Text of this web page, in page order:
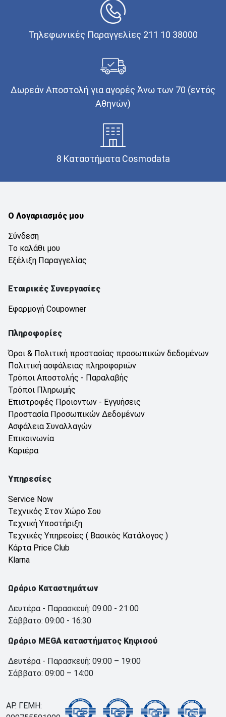
Τηλεφωνικές Παραγγελίες 211 10 38000
Δωρεάν Αποστολή για αγορές Άνω των 70 (εντός
Αθηνών)
8 Καταστήματα Cosmodata
Ο Λογαριασμός μου
Σύνδεση
Το καλάθι μου
Εξέλιξη Παραγγελίας
Εταιρικές Συνεργασίες
Εφαρμογή Coupowner
Πληροφορίες
Όροι & Πολιτική προστασίας προσωπικών δεδομένων
Πολιτική ασφάλειας πληροφοριών
Τρόποι Αποστολής - Παραλαβής
Τρόποι Πληρωμής
Επιστροφές Προιοντων - Εγγυήσεις
Προστασία Προσωπικών Δεδομένων
Ασφάλεια Συναλλαγών
Επικοινωνία
Καριέρα
Υπηρεσίες
Service Now
Τεχνικός Στον Χώρο Σου
Τεχνική Υποστήριξη
Τεχνικές Υπηρεσίες ( Βασικός Κατάλογος )
Κάρτα Price Club
Klarna
Ωράριο Καταστημάτων
Δευτέρα - Παρασκευή: 09:00 - 21:00
Σάββατο: 09:00 - 16:30
Ωράριο MEGA καταστήματος Κηφισού
Δευτέρα - Παρασκευή: 09:00 – 19:00
Σάββατο: 09:00 – 14:00
ΑΡ. ΓΕΜΗ: